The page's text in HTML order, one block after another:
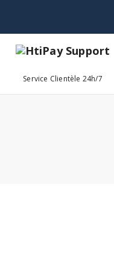
Service Clientèle 24h/7